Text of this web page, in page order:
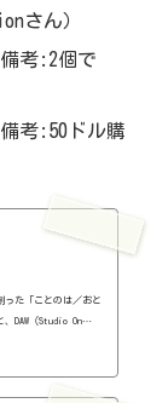
さん）
考:2個で
考:50ドル購
った「ことのは／おと
DAW（Studio On